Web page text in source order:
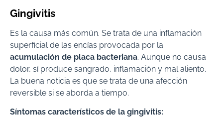
Gingivitis
Es la causa más común. Se trata de una inflamación
superficial de las encías provocada por la
acumulación de placa bacteriana. Aunque no causa
dolor, sí produce sangrado, inflamación y mal aliento.
La buena noticia es que se trata de una afección
reversible si se aborda a tiempo.
Síntomas característicos de la gingivitis: